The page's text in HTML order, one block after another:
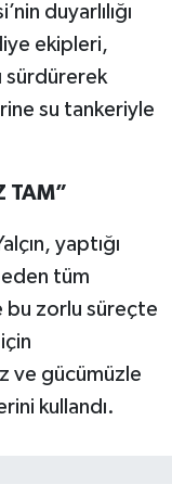
duyarlılığı
ekipleri,
sürdürerek
su tankeriyle
TAM”
yaptığı
eden tüm
bu zorlu süreçte
ve gücümüzle
kullandı.